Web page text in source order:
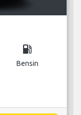
local_gas_station
Bensin